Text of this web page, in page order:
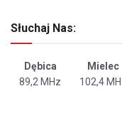
Słuchaj Nas:
Dębica Mielec
89,2 MHz
102,4